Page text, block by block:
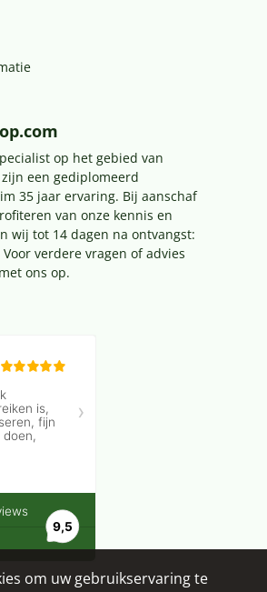
op het gebied van
een gediplomeerd
35 jaar ervaring. Bij aanschaf
van onze kennis en
wij tot 14 dagen na ontvangst:
verdere vragen of advies
met ons op.
om uw gebruikservaring te